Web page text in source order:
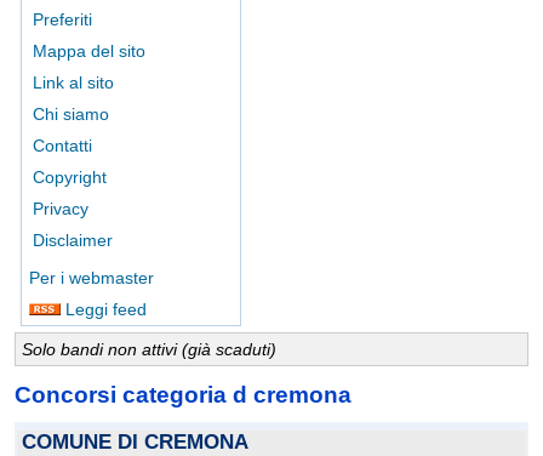
Preferiti
Mappa del sito
Link al sito
Chi siamo
Contatti
Copyright
Privacy
Disclaimer
Per i webmaster
Leggi feed
Solo bandi non attivi (già scaduti)
Concorsi categoria d cremona
COMUNE DI CREMONA